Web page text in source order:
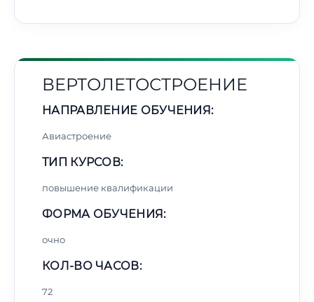
ВЕРТОЛЕТОСТРОЕНИЕ
НАПРАВЛЕНИЕ ОБУЧЕНИЯ:
Авиастроение
ТИП КУРСОВ:
повышение квалификации
ФОРМА ОБУЧЕНИЯ:
очно
КОЛ-ВО ЧАСОВ:
72